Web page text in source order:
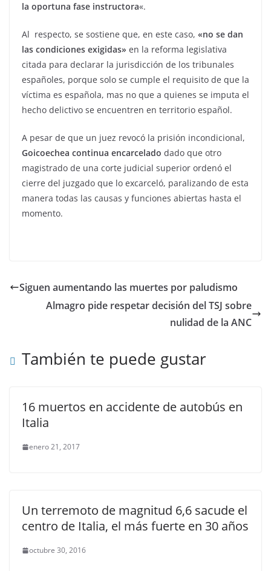
la oportuna fase instructora«.
Al respecto, se sostiene que, en este caso, «no se dan
las condiciones exigidas» en la reforma legislativa
citada para declarar la jurisdicción de los tribunales
españoles, porque solo se cumple el requisito de que la
víctima es española, mas no que a quienes se imputa el
hecho delictivo se encuentren en territorio español.
A pesar de que un juez revocó la prisión incondicional,
Goicoechea continua encarcelado dado que otro
magistrado de una corte judicial superior ordenó el
cierre del juzgado que lo excarceló, paralizando de esta
manera todas las causas y funciones abiertas hasta el
momento.
Siguen aumentando las muertes por paludismo
Almagro pide respetar decisión del TSJ sobre
nulidad de la ANC
También te puede gustar
16 muertos en accidente de autobús en
Italia
enero 21, 2017
Un terremoto de magnitud 6,6 sacude el
centro de Italia, el más fuerte en 30 años
octubre 30, 2016